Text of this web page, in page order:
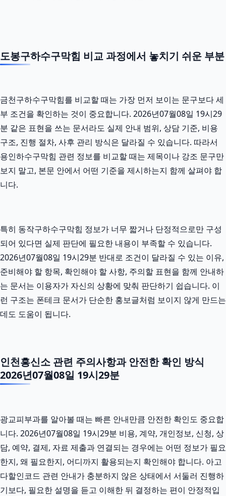
도봉구하수구막힘 비교 과정에서 놓치기 쉬운 부분
금천구하수구막힘를 비교할 때는 가장 먼저 보이는 문구보다 세
부 조건을 확인하는 것이 중요합니다. 2026년07월08일 19시29
분 같은 표현을 쓰는 문서라도 실제 안내 범위, 상담 기준, 비용
구조, 진행 절차, 사후 관리 방식은 달라질 수 있습니다. 따라서
용인하수구막힘 관련 정보를 비교할 때는 제목이나 강조 문구만
보지 말고, 본문 안에서 어떤 기준을 제시하는지 함께 살펴야 합
니다.
특히 동작구하수구막힘 정보가 너무 짧거나 단정적으로만 구성
되어 있다면 실제 판단에 필요한 내용이 부족할 수 있습니다.
2026년07월08일 19시29분 반대로 조건이 달라질 수 있는 이유,
준비해야 할 항목, 확인해야 할 사항, 주의할 표현을 함께 안내하
는 문서는 이용자가 자신의 상황에 맞춰 판단하기 쉽습니다. 이
런 구조는 폰테크 문서가 단순한 홍보글처럼 보이지 않게 만드는
데도 도움이 됩니다.
인천흥신소 관련 주의사항과 안전한 확인 방식
2026년07월08일 19시29분
광교피부과를 알아볼 때는 빠른 안내만큼 안전한 확인도 중요합
니다. 2026년07월08일 19시29분 비용, 계약, 개인정보, 신청, 상
담, 예약, 결제, 자료 제출과 연결되는 경우에는 어떤 정보가 필요
한지, 왜 필요한지, 어디까지 활용되는지 확인해야 합니다. 아고
다할인코드 관련 안내가 충분하지 않은 상태에서 서둘러 진행하
기보다, 필요한 설명을 듣고 이해한 뒤 결정하는 편이 안정적입